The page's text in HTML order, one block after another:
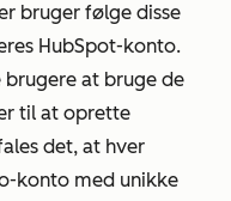
bruger følge disse
HubSpot-konto.
at bruge de
til at oprette
det, at hver
konto med unikke